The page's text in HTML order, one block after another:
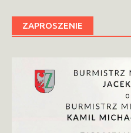
ZAPROSZENIE